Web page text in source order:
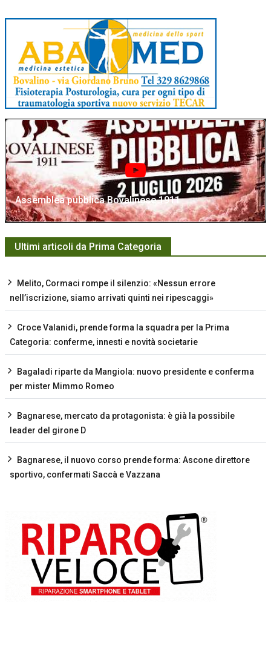
Assemblea pubblica Bovalinese 1911
Ultimi articoli da Prima Categoria
Melito, Cormaci rompe il silenzio: «Nessun errore
nell’iscrizione, siamo arrivati quinti nei ripescaggi»
Croce Valanidi, prende forma la squadra per la Prima
Categoria: conferme, innesti e novità societarie
Bagaladi riparte da Mangiola: nuovo presidente e conferma
per mister Mimmo Romeo
Bagnarese, mercato da protagonista: è già la possibile
leader del girone D
Bagnarese, il nuovo corso prende forma: Ascone direttore
sportivo, confermati Saccà e Vazzana